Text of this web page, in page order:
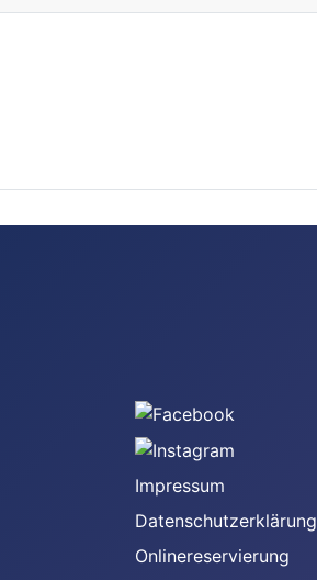
Impressum
Datenschutzerklärung
Onlinereservierung